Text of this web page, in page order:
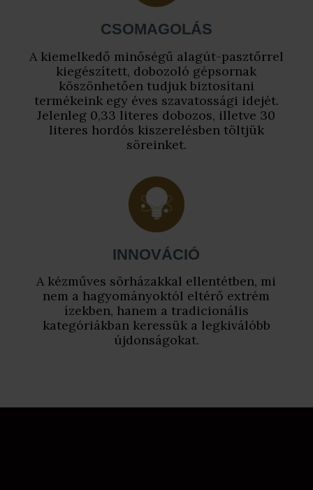
CSOMAGOLÁS
A kiemelkedő minőségű alagút-pasztőrrel
kiegészített, dobozoló gépsornak
köszönhetően tudjuk biztosítani
termékeink egy éves szavatossági idejét.
Jelenleg 0,33 literes dobozos, illetve 30
literes hordós kiszerelésben töltjük
söreinket.
INNOVÁCIÓ
A kézműves sörházakkal ellentétben, mi
nem a hagyományoktól eltérő extrém
ízekben, hanem a tradicionális
kategóriákban keressük a legkiválóbb
újdonságokat.